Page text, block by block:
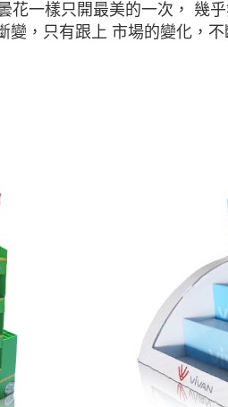
花一樣只開最美的一次， 幾
變，只有跟上 市場的變化，